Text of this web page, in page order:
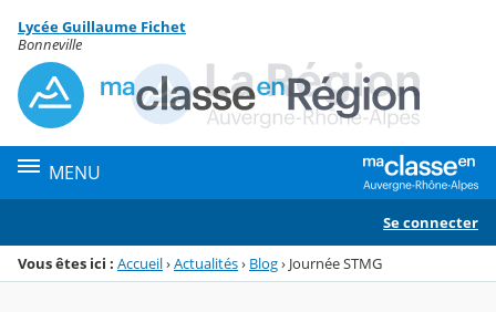
Menu de la rubrique
Contenu
Lycée Guillaume Fichet
Bonneville
MENU
Se connecter
Vous êtes ici : Accueil›Actualités› Blog› Journée STMG